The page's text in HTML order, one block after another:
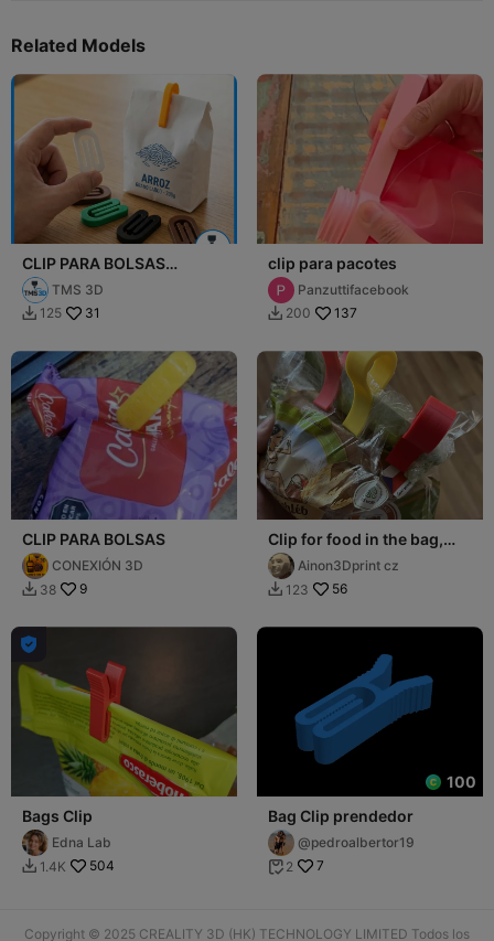
Related Models
CLIP PARA BOLSAS
PEQUEÑO
TMS 3D
 125 31
clip para pacotes
Panzuttifacebook
 200 137
CLIP PARA BOLSAS
CONEXIÓN 3D
 38 9
Clip for food in the bag,
close on the bag
Ainon3Dprint cz
 123 56

Bags Clip
Edna Lab
 1.4K 504
100
Bag Clip prendedor
@pedroalbertor19
 2 7
Copyright © 2025 CREALITY 3D (HK) TECHNOLOGY LIMITED Todos los